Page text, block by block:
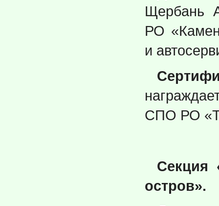
Щербань
РО
и
СПО РО
Секция
остров».